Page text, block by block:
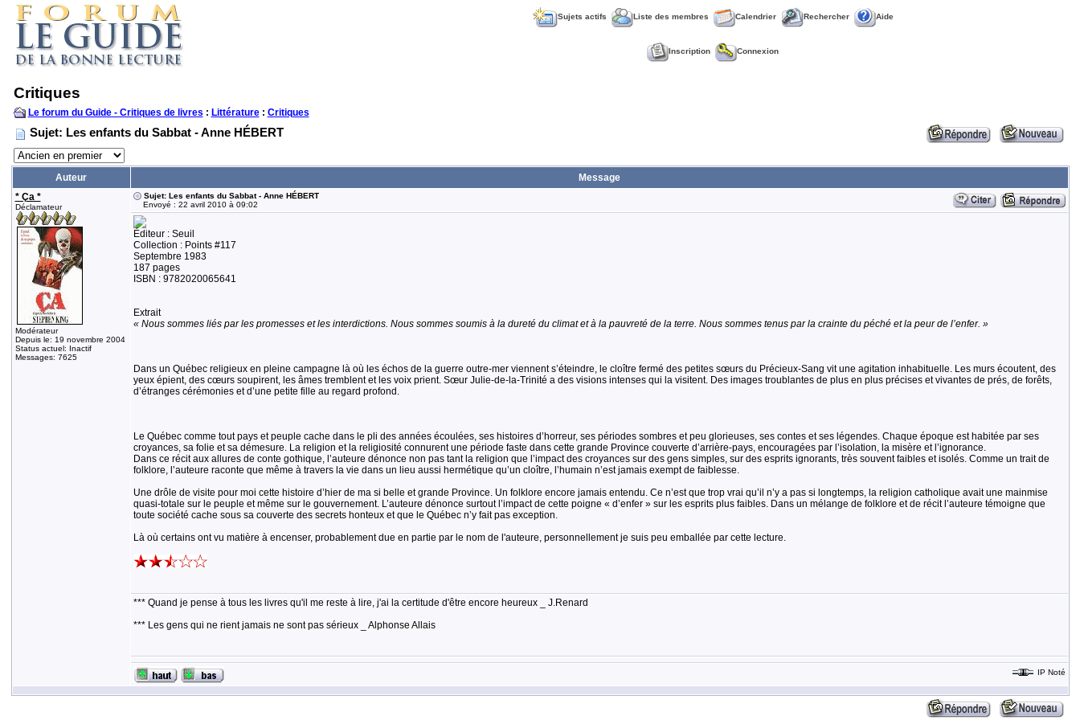
Sujets actifs Liste des membres Calendrier Rechercher Aide
Inscription Connexion
Critiques
Le forum du Guide - Critiques de livres : Littérature: Critiques
Sujet: Les enfants du Sabbat - Anne HÉBERT
Auteur
Message
* Ça *
Déclamateur
Modérateur
Depuis le: 19 novembre 2004
Status actuel: Inactif
Messages: 7625
Sujet: Les enfants du Sabbat - Anne HÉBERT
Envoyé : 22 avril 2010 à 09:02
Éditeur : Seuil
Collection : Points #117
Septembre 1983
187 pages
ISBN : 9782020065641
Extrait
« Nous sommes liés par les promesses et les interdictions. Nous sommes soumis à la dureté du climat et à la pauvreté de la terre. Nous sommes tenus par la crainte du péché et la peur de l’enfer. »
Dans un Québec religieux en pleine campagne là où les échos de la guerre outre-mer viennent s’éteindre, le cloître fermé des petites sœurs du Précieux-Sang vit une agitation inhabituelle. Les murs écoutent, des
yeux épient, des cœurs soupirent, les âmes tremblent et les voix prient. Sœur Julie-de-la-Trinité a des visions intenses qui la visitent. Des images troublantes de plus en plus précises et vivantes de prés, de forêts,
d’étranges cérémonies et d’une petite fille au regard profond.
Le Québec comme tout pays et peuple cache dans le pli des années écoulées, ses histoires d’horreur, ses périodes sombres et peu glorieuses, ses contes et ses légendes. Chaque époque est habitée par ses
croyances, sa folie et sa démesure. La religion et la religiosité connurent une période faste dans cette grande Province couverte d’arrière-pays, encouragées par l’isolation, la misère et l’ignorance.
Dans ce récit aux allures de conte gothique, l’auteure dénonce non pas tant la religion que l’impact des croyances sur des gens simples, sur des esprits ignorants, très souvent faibles et isolés. Comme un trait de
folklore, l’auteure raconte que même à travers la vie dans un lieu aussi hermétique qu’un cloître, l’humain n’est jamais exempt de faiblesse.
Une drôle de visite pour moi cette histoire d’hier de ma si belle et grande Province. Un folklore encore jamais entendu. Ce n’est que trop vrai qu’il n’y a pas si longtemps, la religion catholique avait une mainmise
quasi-totale sur le peuple et même sur le gouvernement. L’auteure dénonce surtout l’impact de cette poigne « d’enfer » sur les esprits plus faibles. Dans un mélange de folklore et de récit l’auteure témoigne que
toute société cache sous sa couverte des secrets honteux et que le Québec n’y fait pas exception.
Là où certains ont vu matière à encenser, probablement due en partie par le nom de l'auteure, personnellement je suis peu emballée par cette lecture.
*** Quand je pense à tous les livres qu'il me reste à lire, j'ai la certitude d'être encore heureux _ J.Renard
*** Les gens qui ne rient jamais ne sont pas sérieux _ Alphonse Allais
IP Noté